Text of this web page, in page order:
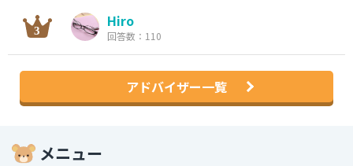
Hiro
回答数：110
アドバイザー一覧
メニュー